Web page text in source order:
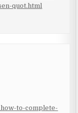
quot.html
to-complete-